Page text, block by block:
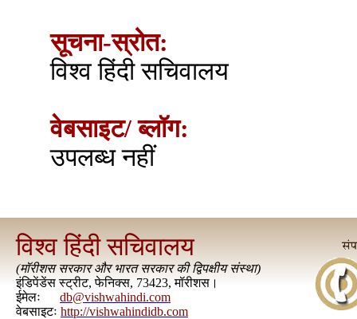
सूचना-स्रोत:
विश्व हिंदी सचिवालय
वेबसाइट/ ब्लॉग:
उपलब्ध नहीं
विश्व हिंदी सचिवालय
(मॉरीशस सरकार और भारत सरकार की द्विपक्षीय संस्था)
इंडिपेंडेंस स्ट्रीट, फेनिक्स, 73423, मॉरीशस।
ईमेलः
db@vishwahindi.com
वेबसाइटः http://vishwahindidb.com